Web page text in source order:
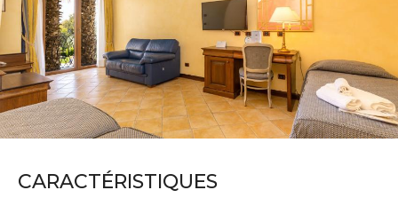
CARACTÉRISTIQUES